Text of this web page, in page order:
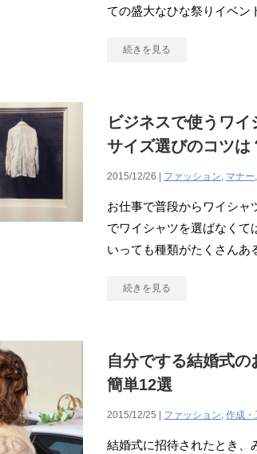
ての盛大なひな祭りイベン
続きを見る
ビジネスで使うワ
サイズ選びのコツは
2015/12/26 | ファッション, マナー,
お仕事で普段からワイシャ
でワイシャツを選ばなくて
いっても種類がたくさんあ
続きを見る
自分でする結婚式
簡単12選
2015/12/25 | ファッション, 作成・
結婚式に招待されたとき、